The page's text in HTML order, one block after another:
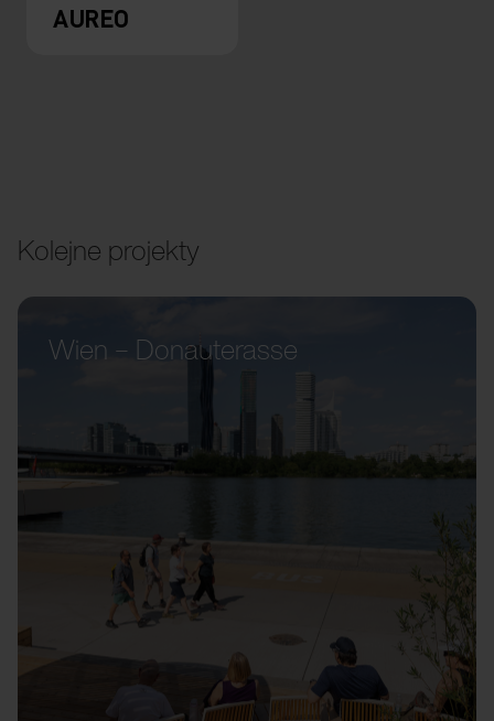
AUREO
Kolejne projekty
Wien – Donauterasse